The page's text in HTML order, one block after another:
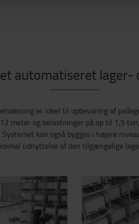
automatiseret lager-
er ideel til opbevaring af
meter og belastninger på op til 1,5
kan også bygges i højere
udnyttelse af den tilgængelige